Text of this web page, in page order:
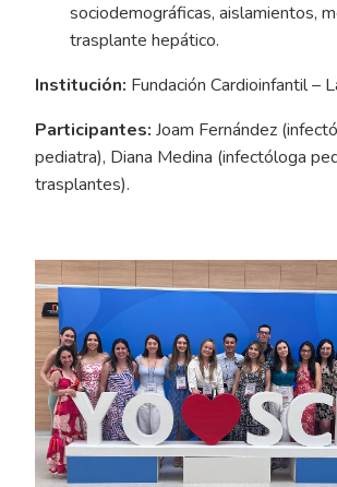
sociodemográficas, aislamientos,
trasplante hepático.
Institución: Fundación Cardioinfantil –
Participantes: Joam Fernández
pediatra), Diana Medina (infectóloga
trasplantes).